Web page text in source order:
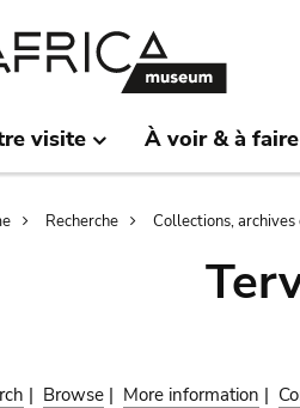
visite À voir & à faire
Recherche Collections,
| Browse | More information |